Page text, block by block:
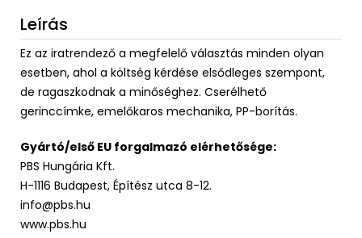
Leírás
Ez az iratrendező a megfelelő választás minden olyan
esetben, ahol a költség kérdése elsődleges szempont,
de ragaszkodnak a minőséghez. Cserélhető
gerinccímke, emelőkaros mechanika, PP-borítás.
Gyártó/első EU forgalmazó elérhetősége:
PBS Hungária Kft.
H-1116 Budapest, Építész utca 8-12.
info@pbs.hu
www.pbs.hu